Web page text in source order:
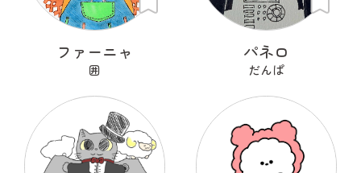
ファーニャ
囲
パネロ
だんぱ